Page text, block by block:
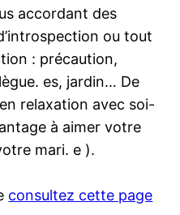
accordant des
ou tout
: précaution,
es, jardin… De
relaxation avec soi-
à aimer votre
mari. e ).
consultez cette page